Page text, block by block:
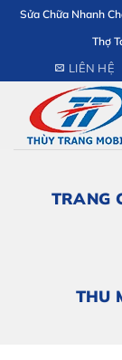
dung
Sửa Chữa Nhanh
Thợ
LIÊN HỆ
TRANG
THU